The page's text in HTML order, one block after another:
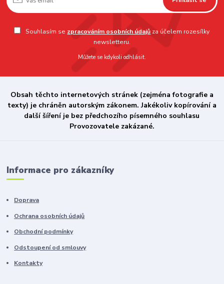
Souhlasím se zpracováním osobních údajů za účelem rozesílky
newsletteru.
Můžete se kdykoli odhlásit.
Obsah těchto internetových stránek (zejména fotografie a
texty) je chráněn autorským zákonem. Jakékoliv kopírování a
další šíření je bez předchozího písemného souhlasu
Provozovatele zakázané.
Informace pro zákazníky
Doprava
Ochrana osobních údajů
Obchodní podmínky
Odstoupení od smlouvy
Kontakty